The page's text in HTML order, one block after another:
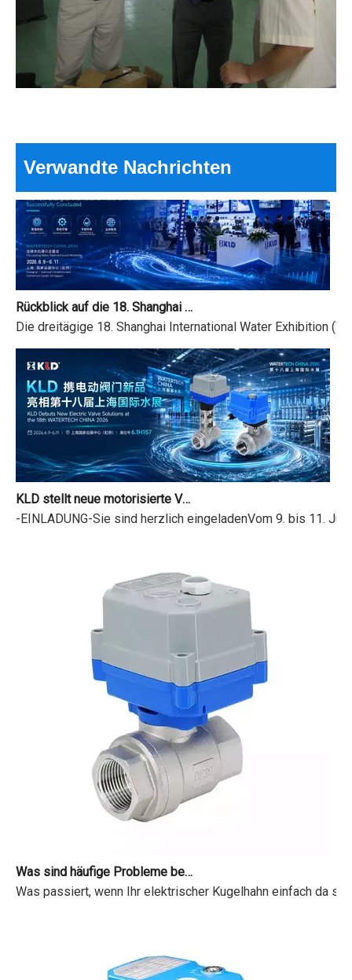
Verwandte Nachrichten
2026 Die besten elektrischen Kugelhähne für eine effiziente Durchflussregelung?
Die dreitägige 18. Shanghai International Water Exhibition
KLD stellt neue motorisierte Ventile auf der 18. Shanghai International Water Exhibition vor
-EINLADUNG-Sie sind herzlich eingeladenVom 9. bis 11.
Was passiert, wenn Ihr elektrischer Kugelhahn einfach da